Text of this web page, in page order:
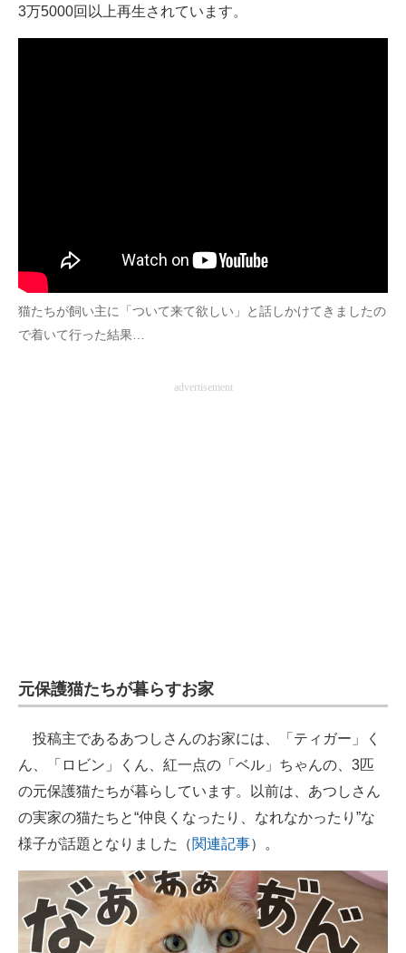
好きが集まる 比べて選べる
企業向けIT製品の総合サイト
IT製品の技術・比較・事例
3万5000回以上再生されています。
猫たちが飼い主に「ついて来て欲しい」と話しかけてきましたの
で着いて行った結果…
advertisement
元保護猫たちが暮らすお家
投稿主であるあつしさんのお家には、「ティガー」く
ん、「ロビン」くん、紅一点の「ベル」ちゃんの、3匹
の元保護猫たちが暮らしています。以前は、あつしさん
の実家の猫たちと“仲良くなったり、なれなかったり”な
様子が話題となりました（関連記事）。